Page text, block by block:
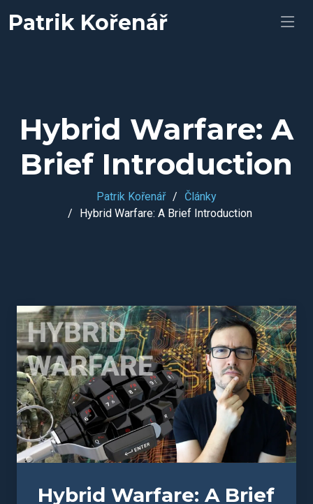
Patrik Kořenář
Hybrid Warfare: A
Brief Introduction
Patrik Kořenář
Články
Hybrid Warfare: A Brief Introduction
Hybrid Warfare: A Brief